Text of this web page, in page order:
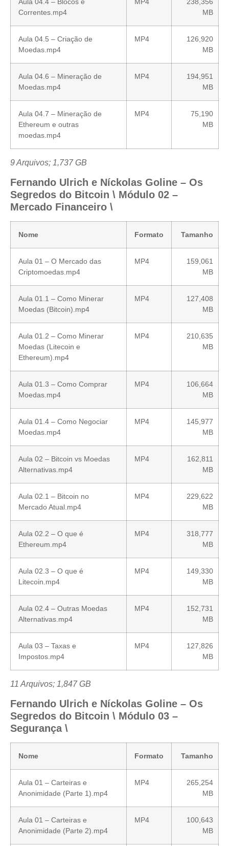
Correntes.mp4
MB
Aula 04.5 – Criação de
Moedas.mp4
MP4
126,920
MB
Aula 04.6 – Mineração de
Moedas.mp4
MP4
194,951
MB
Aula 04.7 – Mineração de
Ethereum e outras
moedas.mp4
MP4
75,190
MB
9 Arquivos; 1,737 GB
Fernando Ulrich e Níckolas Goline – Os
Segredos do Bitcoin \ Módulo 02 –
Mercado Financeiro \
Nome Formato Tamanho
Aula 01 – O Mercado das
Criptomoedas.mp4
MP4
159,061
MB
Aula 01.1 – Como Minerar
Moedas (Bitcoin).mp4
MP4
127,408
MB
Aula 01.2 – Como Minerar
Moedas (Litecoin e
Ethereum).mp4
MP4
210,635
MB
Aula 01.3 – Como Comprar
Moedas.mp4
MP4
106,664
MB
Aula 01.4 – Como Negociar
Moedas.mp4
MP4
145,977
MB
Aula 02 – Bitcoin vs Moedas
Alternativas.mp4
MP4
162,811
MB
Aula 02.1 – Bitcoin no
Mercado Atual.mp4
MP4
229,622
MB
Aula 02.2 – O que é
Ethereum.mp4
MP4
318,777
MB
Aula 02.3 – O que é
Litecoin.mp4
MP4
149,330
MB
Aula 02.4 – Outras Moedas
Alternativas.mp4
MP4
152,731
MB
Aula 03 – Taxas e
Impostos.mp4
MP4
127,826
MB
11 Arquivos; 1,847 GB
Fernando Ulrich e Níckolas Goline – Os
Segredos do Bitcoin \ Módulo 03 –
Segurança \
Nome Formato Tamanho
Aula 01 – Carteiras e
Anonimidade (Parte 1).mp4
MP4
265,254
MB
Aula 01 – Carteiras e
Anonimidade (Parte 2).mp4
MP4
100,643
MB